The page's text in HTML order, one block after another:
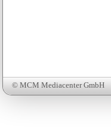
© MCM Mediacenter GmbH